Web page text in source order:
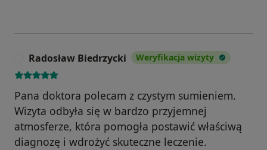
Radosław Biedrzycki Weryfikacja wizyty
Pana doktora polecam z czystym sumieniem.
Wizyta odbyła się w bardzo przyjemnej
atmosferze, która pomogła postawić właściwą
diagnozę i wdrożyć skuteczne leczenie.